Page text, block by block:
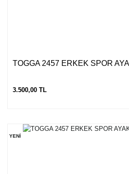
TOGGA 2457 ERKEK SPOR
3.500,00 TL
YENİ